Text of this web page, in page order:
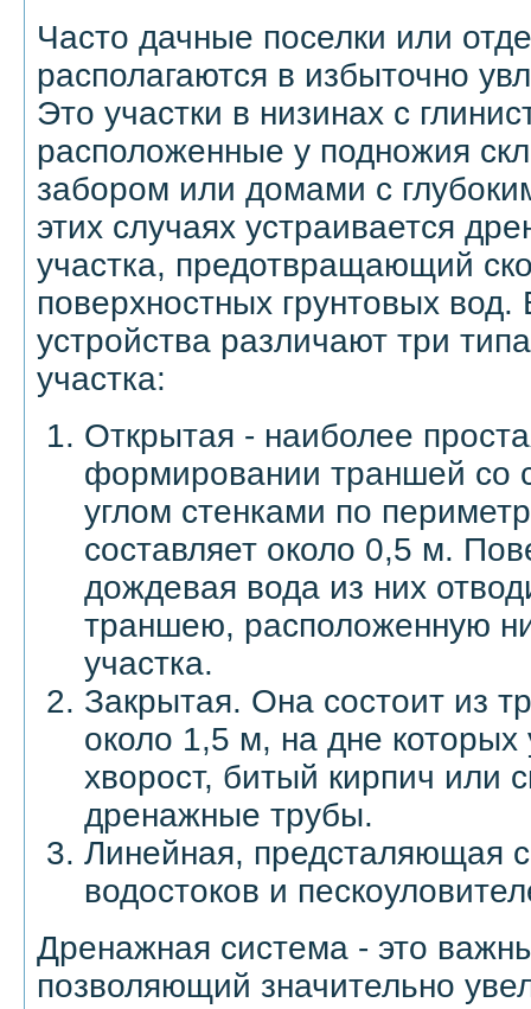
Часто дачные поселки или
располагаются в избыточно
Это участки в низинах с
расположенные у подножия
забором или домами с
этих случаях устраивается
участка, предотвращающий
поверхностных грунтовых вод.
устройства различают три
участка:
Открытая - наиболее
формировании траншей со
углом стенками по
составляет около 0,5 м.
дождевая вода из них
траншею, расположенную
участка.
Закрытая. Она состоит из
около 1,5 м, на дне
хворост, битый кирпич или
дренажные трубы.
Линейная, предсталяющая
водостоков и
Дренажная система - это
позволяющий значительно